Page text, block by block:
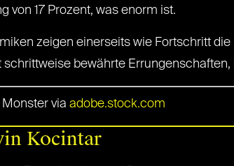
von 17 Prozent, was enorm ist.
zeigen einerseits wie Fortschritt
schrittweise bewährte
Monster via adobe.stock.com
Kocintar